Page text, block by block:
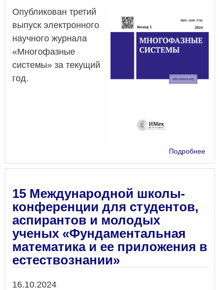
Опубликован третий
выпуск электронного
научного журнала
«Многофазные
системы» за текущий
год.
Подробнее
15 Международной школы-
конференции для студентов,
аспирантов и молодых
ученых «Фундаментальная
математика и ее приложения в
естествознании»
Дата
16.10.2024